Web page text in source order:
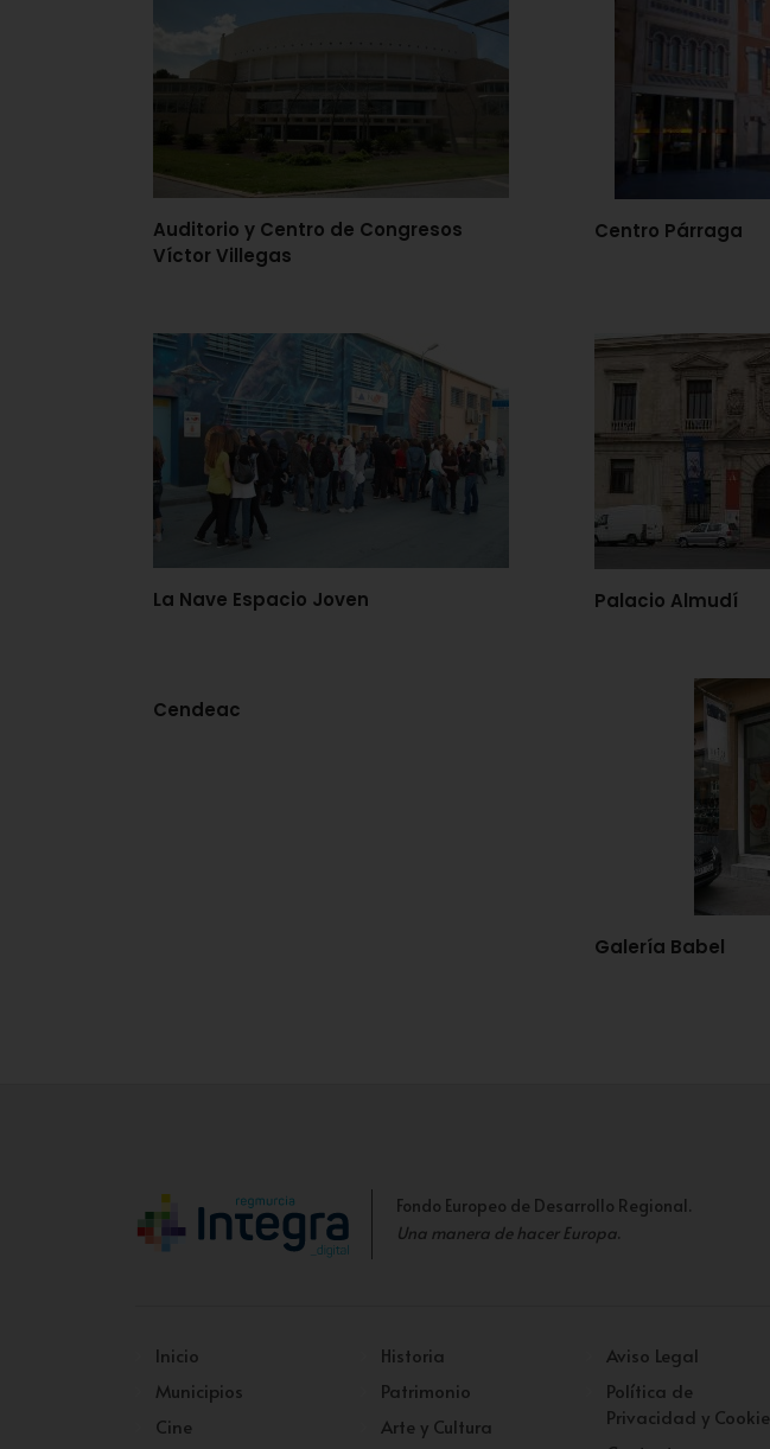
Auditorio y Centro de Congresos
Víctor Villegas
Centro Párraga
La Nave Espacio Joven Palacio Almudí
Cendeac
Galería Babel
Fondo Europeo de Desarrollo Regional.
Una manera de hacer Europa.
Inicio
Municipios
Cine
Historia
Patrimonio
Arte y Cultura
Aviso Legal
Política de
Privacidad y